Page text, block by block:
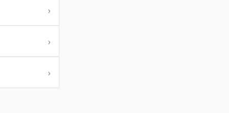
›
›
›